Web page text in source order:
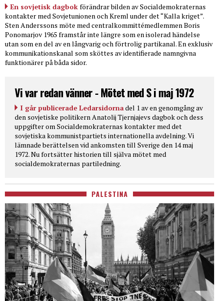
En sovjetisk dagbok förändrar bilden av Socialdemokraternas
kontakter med Sovjetunionen och Kreml under det “Kalla kriget”.
Sten Anderssons möte med centralkommittémedlemmen Boris
Ponomarjov 1965 framstår inte längre som en isolerad händelse
utan som en del av en långvarig och förtrolig partikanal. En exklusiv
kommunikationskanal som sköttes av identifierade namngivna
funktionärer på båda sidor.
Vi var redan vänner - Mötet med S i maj 1972
I går publicerade Ledarsidornadel 1 av en genomgång av
den sovjetiske politikern Anatolij Tjernjajevs dagbok och dess
uppgifter om Socialdemokraternas kontakter med det
sovjetiska kommunistpartiets internationella avdelning. Vi
lämnade berättelsen vid ankomsten till Sverige den 14 maj
1972. Nu fortsätter historien till själva mötet med
socialdemokraternas partiledning.
PALESTINA